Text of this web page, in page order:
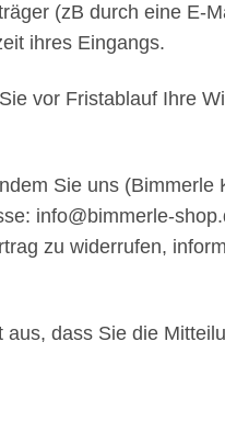
(zB durch eine
ihres Eingangs.
vor Fristablauf Ihre
Sie uns
info@bimmerle-
zu widerrufen,
dass Sie die